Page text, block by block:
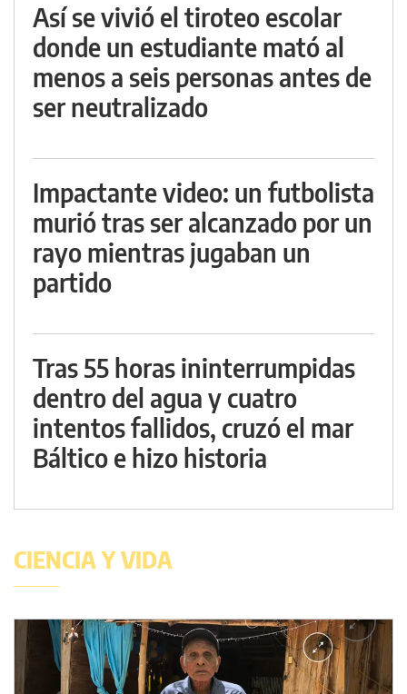
Así se vivió el tiroteo escolar
donde un estudiante mató al
menos a seis personas antes de
ser neutralizado
Impactante video: un futbolista
murió tras ser alcanzado por un
rayo mientras jugaban un
partido
Tras 55 horas ininterrumpidas
dentro del agua y cuatro
intentos fallidos, cruzó el mar
Báltico e hizo historia
CIENCIA Y VIDA